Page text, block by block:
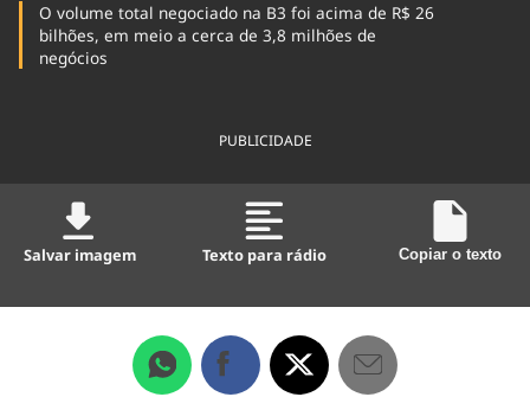
O volume total negociado na B3 foi acima de R$ 26
bilhões, em meio a cerca de 3,8 milhões de
negócios
PUBLICIDADE
Salvar imagem Texto para rádio Copiar o texto